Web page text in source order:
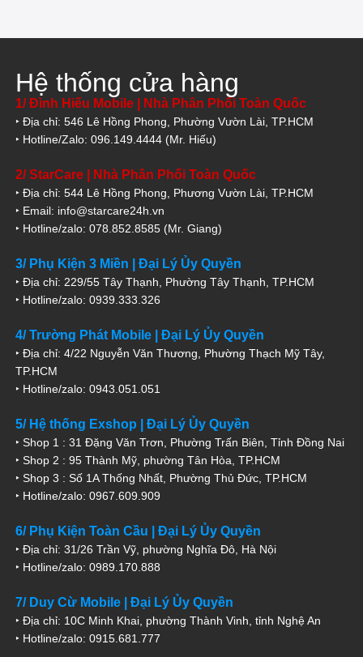
Hệ thống cửa hàng
1/ Đình Hiếu Mobile | Nhà Phân Phối Toàn Quốc
‣ Địa chỉ: 546 Lê Hồng Phong, Phường Vườn Lài, TP.HCM
‣ Hotline/Zalo: 096.149.4444 (Mr. Hiếu)
2/ StarCare | Nhà Phân Phối Toàn Quốc
‣ Địa chỉ: 544 Lê Hồng Phong, Phương Vườn Lài, TP.HCM
‣ Email: info@starcare24h.vn
‣ Hotline/zalo: 078.852.8585 (Mr. Giang)
3/ Phụ Kiện 3 Miền | Đại Lý Ủy Quyền
‣ Địa chỉ: 229/55 Tây Thạnh, Phường Tây Thạnh, TP.HCM
‣ Hotline/zalo: 0939.333.326
4/ Trường Phát Mobile | Đại Lý Ủy Quyền
‣ Địa chỉ: 4/22 Nguyễn Văn Thương, Phường Thạch Mỹ Tây,
TP.HCM
‣ Hotline/zalo: 0943.051.051
5/ Hệ thống Exshop | Đại Lý Ủy Quyền
‣ Shop 1 : 31 Đặng Văn Trơn, Phường Trấn Biên, Tỉnh Đồng Nai
‣ Shop 2 : 95 Thành Mỹ, phường Tân Hòa, TP.HCM
‣ Shop 3 : Số 1A Thống Nhất, Phường Thủ Đức, TP.HCM
‣ Hotline/zalo: 0967.609.909
6/ Phụ Kiện Toàn Cầu | Đại Lý Ủy Quyền
‣ Địa chỉ: 31/26 Trần Vỹ, phường Nghĩa Đô, Hà Nội
‣ Hotline/zalo: 0989.170.888
7/ Duy Cừ Mobile | Đại Lý Ủy Quyền
‣ Địa chỉ: 10C Minh Khai, phường Thành Vinh, tỉnh Nghệ An
‣ Hotline/zalo: 0915.681.777